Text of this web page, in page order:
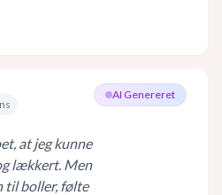
AI Genereret
at jeg kunne
lækkert. Men
til boller, følte